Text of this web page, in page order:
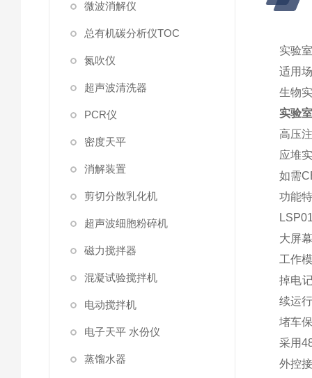
微波消解仪
总有机碳分析仪TOC
氮吹仪
超声波清洗器
PCR仪
密度天平
消解装置
剪切分散乳化机
超声波细胞粉碎机
磁力搅拌器
混凝试验搅拌机
电动搅拌机
电子天平 水份仪
蒸馏水器
实验
适用
生物
实验
高压
应堆
如需
功能
大屏
工作
掉电
续运
堵车
采用
外控